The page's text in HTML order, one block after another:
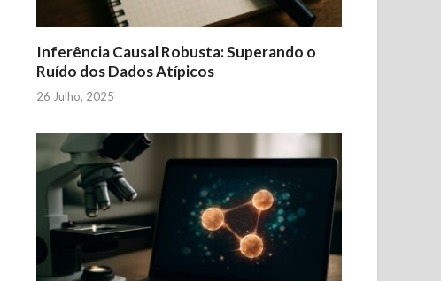
Inferência Causal Robusta: Superando o
Ruído dos Dados Atípicos
26 Julho, 2025